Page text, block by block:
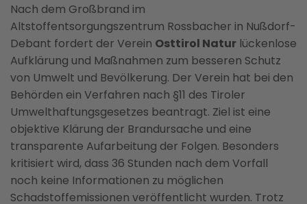
Nach dem Großbrand im
Altstoffentsorgungszentrum Rossbacher in Nußdorf-
Debant fordert der Verein Osttirol Natur lückenlose
Aufklärung und Maßnahmen zum besseren Schutz
von Umwelt und Bevölkerung. Der Verein hat bei den
Behörden ein Verfahren nach §11 des Tiroler
Umwelthaftungsgesetzes beantragt. Ziel ist eine
objektive Klärung der Brandursache und eine
transparente Aufarbeitung der Folgen. Besonders
kritisiert wird, dass 36 Stunden nach dem Vorfall
noch keine Informationen zu möglichen
Schadstoffemissionen veröffentlicht wurden. Trotz